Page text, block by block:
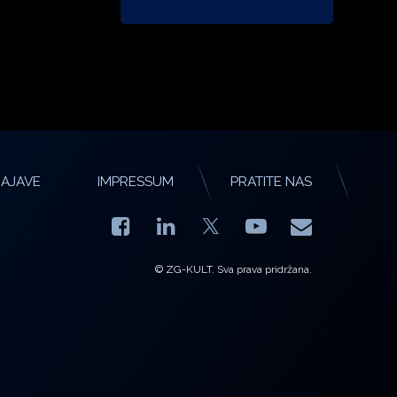
IMPRESSUM PRATITE NAS
Facebook
LinkedIn YouTube
E-mail
© ZG-KULT. Sva prava pridržana.